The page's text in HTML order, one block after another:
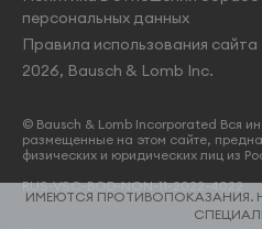
персональных данных
Правила использования сайта
2026, Bausch & Lomb Inc.
© Bausch & Lomb Incorporated Вся
размещенные на этом сайте,
физических и юридических лиц из
RUS-VSC-BOD-NON-11-2022-4022
ИМЕЮТСЯ ПРОТИВОПОКАЗАНИЯ.